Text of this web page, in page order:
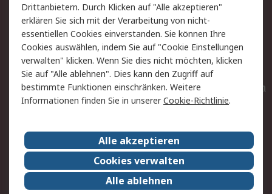
Rechtliches
AGB
Datenschutz
Cookie-Richtlinie
Zahlungsbedingungen
Copyright/Impressum
Entsorgung
Elektrogeräte/Batterien
RS weltweit
Karriere bei RS
Nachhaltigkeit
Qualität/Umwelt/ZertifikatePresse-Center
Drittanbietern. Durch Klicken auf "Alle akzeptieren"
erklären Sie sich mit der Verarbeitung von nicht-
essentiellen Cookies einverstanden. Sie können Ihre
Cookies auswählen, indem Sie auf "Cookie Einstellungen
verwalten" klicken. Wenn Sie dies nicht möchten, klicken
Sie auf "Alle ablehnen". Dies kann den Zugriff auf
bestimmte Funktionen einschränken. Weitere
Informationen finden Sie in unsererCookie-Richtlinie.
Alle akzeptieren
Cookies verwalten
Alle ablehnen